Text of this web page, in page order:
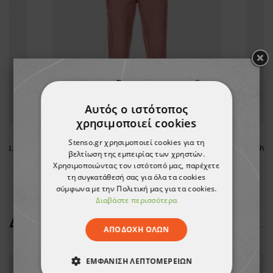
Παντελόνι BARISA V NAVY Unisex
15,13 €
ΔΕΊΤΕ ΠΕΡΙΣΣΌΤΕΡΑ
Αυτός ο ιστότοπος
χρησιμοποιεί cookies
Stenso.gr χρησιμοποιεί cookies για τη
βελτίωση της εμπειρίας των χρηστών.
Χρησιμοποιώντας τον ιστότοπό μας, παρέχετε
τη συγκατάθεσή σας για όλα τα cookies
σύμφωνα με την Πολιτική μας για τα cookies.
Διαβάστε περισσότερα
ΑΠΟΔΟΧΉ ΌΛΩΝ
ΕΜΦΆΝΙΣΗ ΛΕΠΤΟΜΕΡΕΙΏΝ